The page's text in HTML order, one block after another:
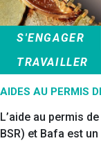
S'ENGAGER
TRAVAILLER
AIDES AU PERMIS
L’aide au permis
BSR) et Bafa est